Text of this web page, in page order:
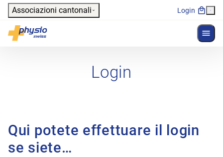
Header
Associazioni cantonali Login
Physioswiss
Navigazione principale
Login
Qui potete effettuare il login
se siete…